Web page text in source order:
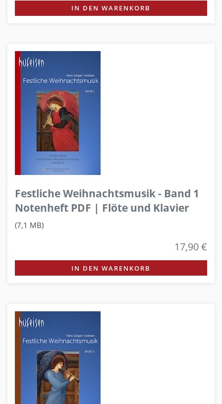
IN DEN WARENKORB
Festliche Weihnachtsmusik - Band 1
Notenheft PDF | Flöte und Klavier
(7,1 MB)
17,90 €
IN DEN WARENKORB